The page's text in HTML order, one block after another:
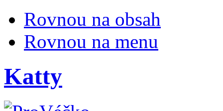
Rovnou na obsah
Rovnou na menu
Katty